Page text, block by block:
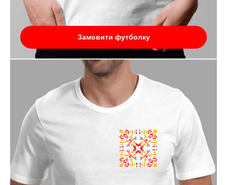
Замовити футболку